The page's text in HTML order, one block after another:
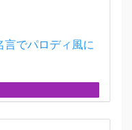
でパロディ風に